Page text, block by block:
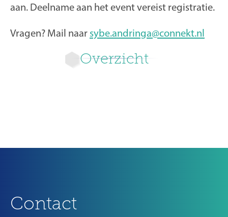
Overzicht
aan. Deelname aan het event vereist registratie.
Vragen? Mail naar sybe.andringa@connekt.nl
Contact